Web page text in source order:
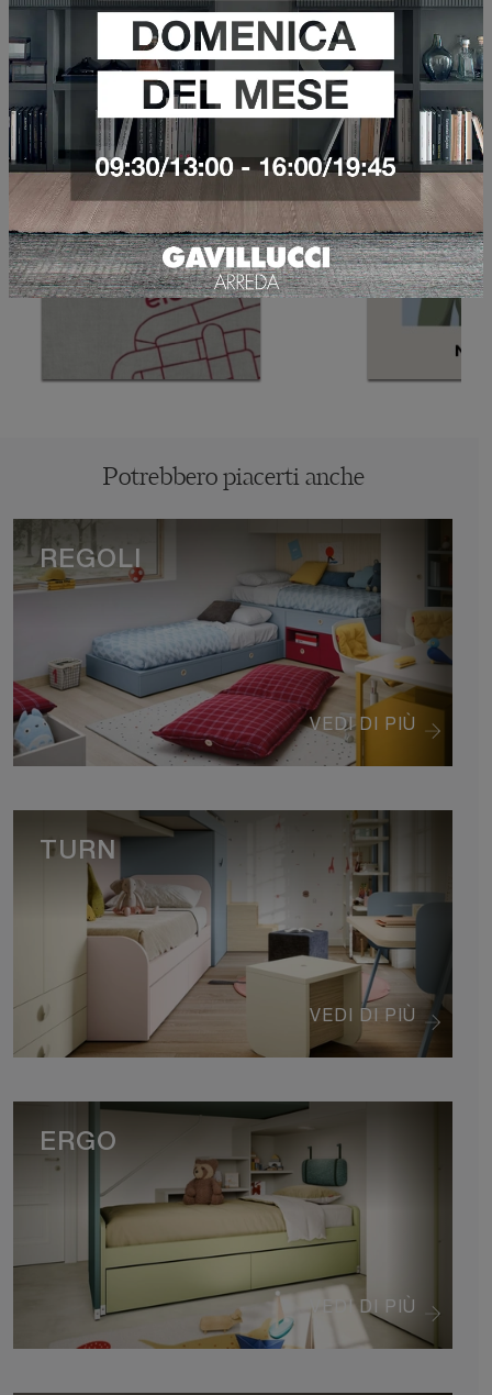
Sfoglia i cataloghi
Potrebbero piacerti anche
VEDI DI PIÙ
REGOLI
VEDI DI PIÙ
TURN
VEDI DI PIÙ
ERGO